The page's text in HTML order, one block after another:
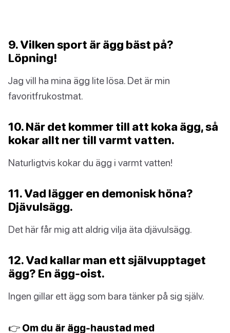
9. Vilken sport är ägg bäst på?
Löpning!
Jag vill ha mina ägg lite lösa. Det är min
favoritfrukostmat.
10. När det kommer till att koka ägg, så
kokar allt ner till varmt vatten.
Naturligtvis kokar du ägg i varmt vatten!
11. Vad lägger en demonisk höna?
Djävulsägg.
Det här får mig att aldrig vilja äta djävulsägg.
12. Vad kallar man ett självupptaget
ägg? En ägg-oist.
Ingen gillar ett ägg som bara tänker på sig själv.
👉 Om du är ägg-haustad med